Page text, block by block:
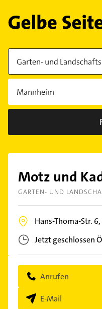
Motz und
GARTEN- UND
Hans-Thoma-Str. 6,
Jetzt geschlossen
Anrufen
E-Mail